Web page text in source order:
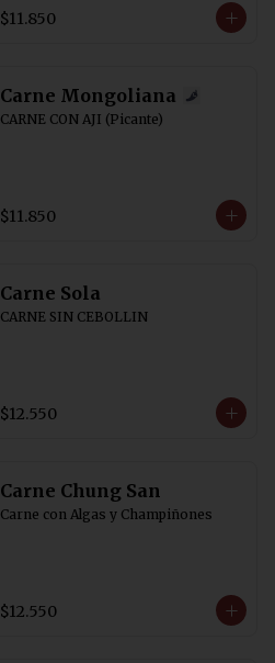
$11.850
Carne Mongoliana
CARNE CON AJI (Picante)
$11.850
Carne Sola
CARNE SIN CEBOLLIN
$12.550
Carne Chung San
Carne con Algas y Champiñones
$12.550